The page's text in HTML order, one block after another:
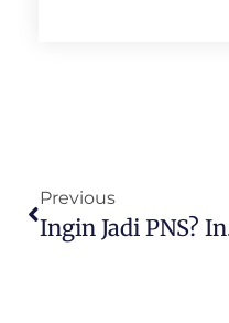
Previous
Ingin